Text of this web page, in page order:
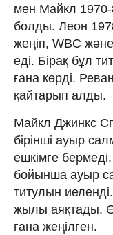
мен Майкл
болды. Леон
жеңіп, WBC
еді. Бірақ бұл
ғана көрді.
қайтарып алды.
Майкл Джинкс
бірінші ауыр
ешкімге
бойынша ауыр
титулын
жылы аяқтады.
ғана жеңілген.